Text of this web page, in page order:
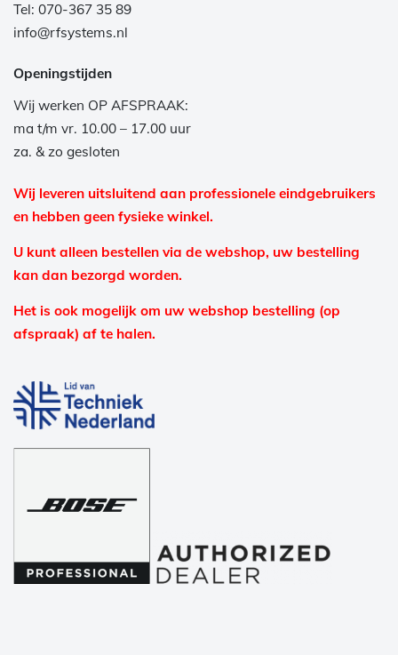
Tel: 070-367 35 89
info@rfsystems.nl
Openingstijden
Wij werken OP AFSPRAAK:
ma t/m vr. 10.00 – 17.00 uur
za. & zo gesloten
Wij leveren uitsluitend aan professionele eindgebruikers
en hebben geen fysieke winkel.
U kunt alleen bestellen via de webshop, uw bestelling
kan dan bezorgd worden.
Het is ook mogelijk om uw webshop bestelling (op
afspraak) af te halen.